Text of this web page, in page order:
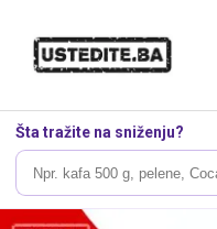
Šta tražite na sniženju?